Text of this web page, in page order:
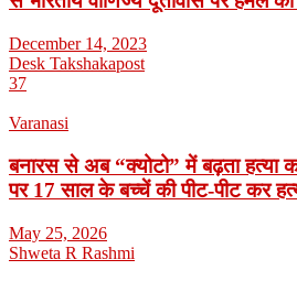
December 14, 2023
Desk Takshakapost
37
Varanasi
बनारस से अब “क्योटो” में बढ़ता हत्या
पर 17 साल के बच्चें की पीट-पीट कर
May 25, 2026
Shweta R Rashmi